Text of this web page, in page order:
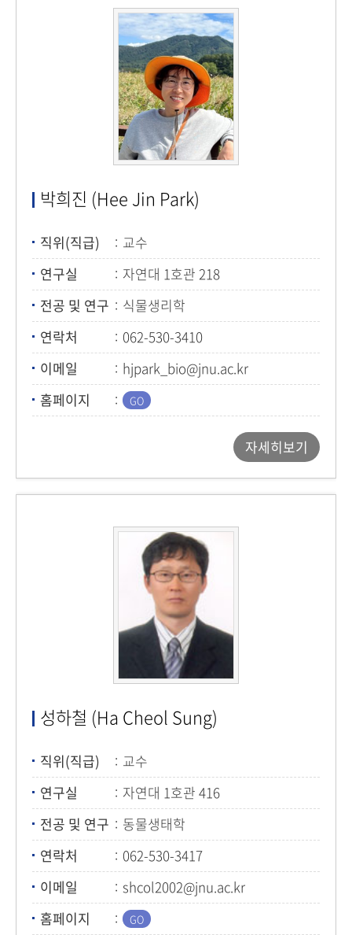
박희진 (Hee Jin Park)
직위(직급)
교수
연구실
자연대 1호관 218
전공 및 연구
식물생리학
연락처
062-530-3410
이메일
hjpark_bio@jnu.ac.kr
홈페이지
자세히보기
성하철 (Ha Cheol Sung)
직위(직급)
교수
연구실
자연대 1호관 416
전공 및 연구
동물생태학
연락처
062-530-3417
이메일
shcol2002@jnu.ac.kr
홈페이지